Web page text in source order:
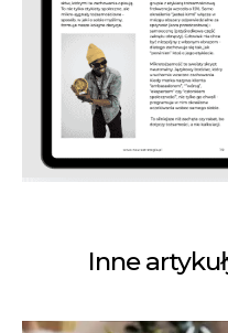
Inne